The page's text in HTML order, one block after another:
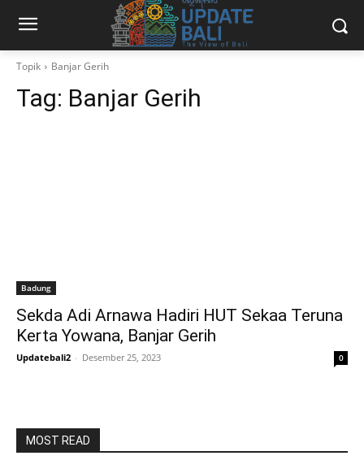
Topik Banjar Gerih
Tag: Banjar Gerih
Badung
Sekda Adi Arnawa Hadiri HUT Sekaa Teruna
Kerta Yowana, Banjar Gerih
Updatebali2 - Desember 25, 2023 0
MOST READ